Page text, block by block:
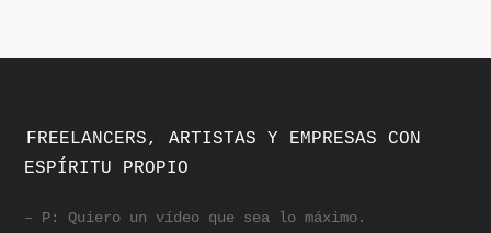
FREELANCERS, ARTISTAS Y EMPRESAS CON
ESPÍRITU PROPIO
– P: Quiero un vídeo que sea lo máximo.